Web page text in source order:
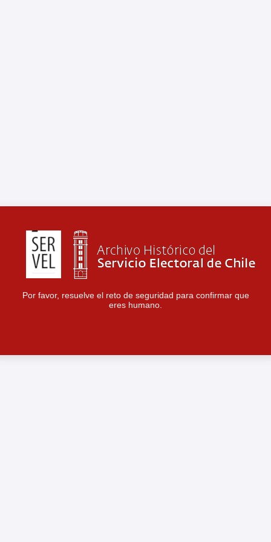
Por favor, resuelve el reto de seguridad para confirmar que
eres humano.